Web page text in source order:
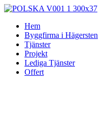
Skip
contentHem
Byggfirma i Hägersten
Tjänster
Projekt
Lediga Tjänster
Offert